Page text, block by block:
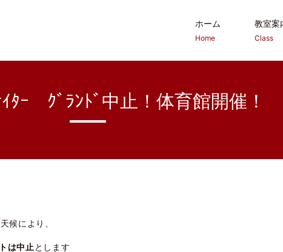
ホーム
Home
教室案
Class
ﾀｰ ｸﾞﾗﾝﾄﾞ中止！体育館開催！
候により、
は中止 とします